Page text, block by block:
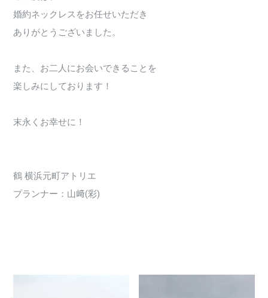
婚約ネックレスをお任せいただき
ありがとうございました。
また、お二人にお会いできることを
楽しみにしております！
末永くお幸せに！
鶴 横浜元町アトリエ
プランナー：山﨑(彩)